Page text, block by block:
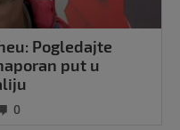
Pogledajte
put u
0